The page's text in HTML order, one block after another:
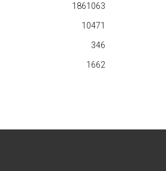
1861063
10471
346
1662